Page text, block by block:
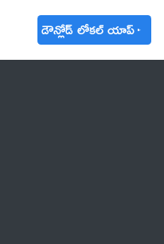
డౌన్లోడ్ లోకల్ యాప్